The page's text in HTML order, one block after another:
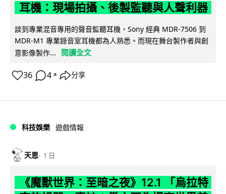
耳機：現場拍攝、後製監聽與人聲利器
談到專業混音專用的聲音監聽耳機，Sony 經典 MDR-7506 到
MDR-M1 專業錄音室耳機都為人熟悉。而現在舞台製作者與創
意影像製作...
閱讀全文
36 4 ↗ 分享
科技娛樂 遊戲情報
天恩 1 日
《魔獸世界：至暗之夜》12.1 「烏拉特